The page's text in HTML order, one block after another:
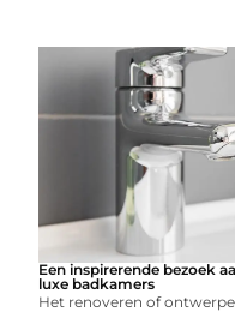
Een inspirerende bezoek
luxe badkamers
Het renoveren of